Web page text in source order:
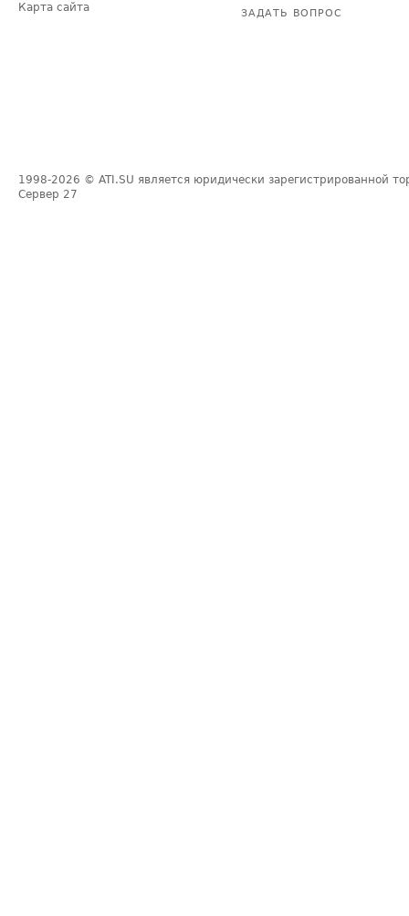
Карта сайта
ЗАДАТЬ ВОПРОС
1998-2026 © ATI.SU является юридически зарегистрированной
Сервер 27